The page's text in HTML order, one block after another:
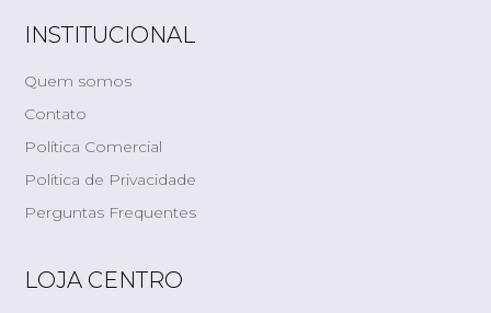
INSTITUCIONAL
Quem somos
Contato
Política Comercial
Política de Privacidade
Perguntas Frequentes
LOJA CENTRO